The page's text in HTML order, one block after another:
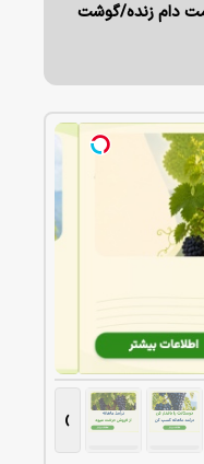
قیمت دام زنده/گوشت
›